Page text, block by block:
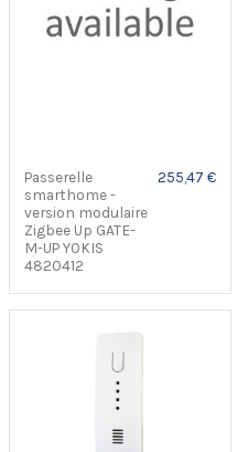
Passerelle
smarthome -
version modulaire
Zigbee Up GATE-
M-UP YOKIS
4820412
255,47 €